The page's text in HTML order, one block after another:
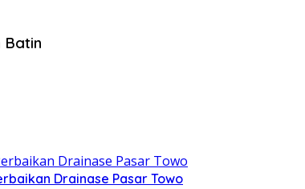
Batin
Drainase Pasar Towo